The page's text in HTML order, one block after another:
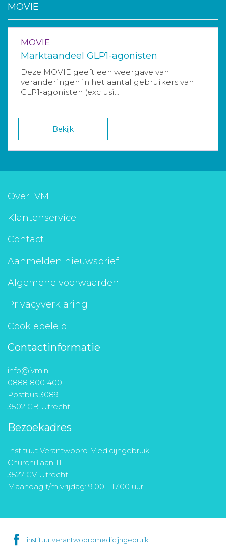
MOVIE
MOVIE
Marktaandeel GLP1-agonisten
Deze MOVIE geeft een weergave van
veranderingen in het aantal gebruikers van
GLP1-agonisten (exclusi...
Bekijk
Over IVM
Klantenservice
Contact
Aanmelden nieuwsbrief
Algemene voorwaarden
Privacyverklaring
Cookiebeleid
Contactinformatie
info@ivm.nl
0888 800 400
Postbus 3089
3502 GB Utrecht
Bezoekadres
Instituut Verantwoord Medicijngebruik
Churchilllaan 11
3527 GV Utrecht
Maandag t/m vrijdag: 9.00 - 17.00 uur
instituutverantwoordmedicijngebruik